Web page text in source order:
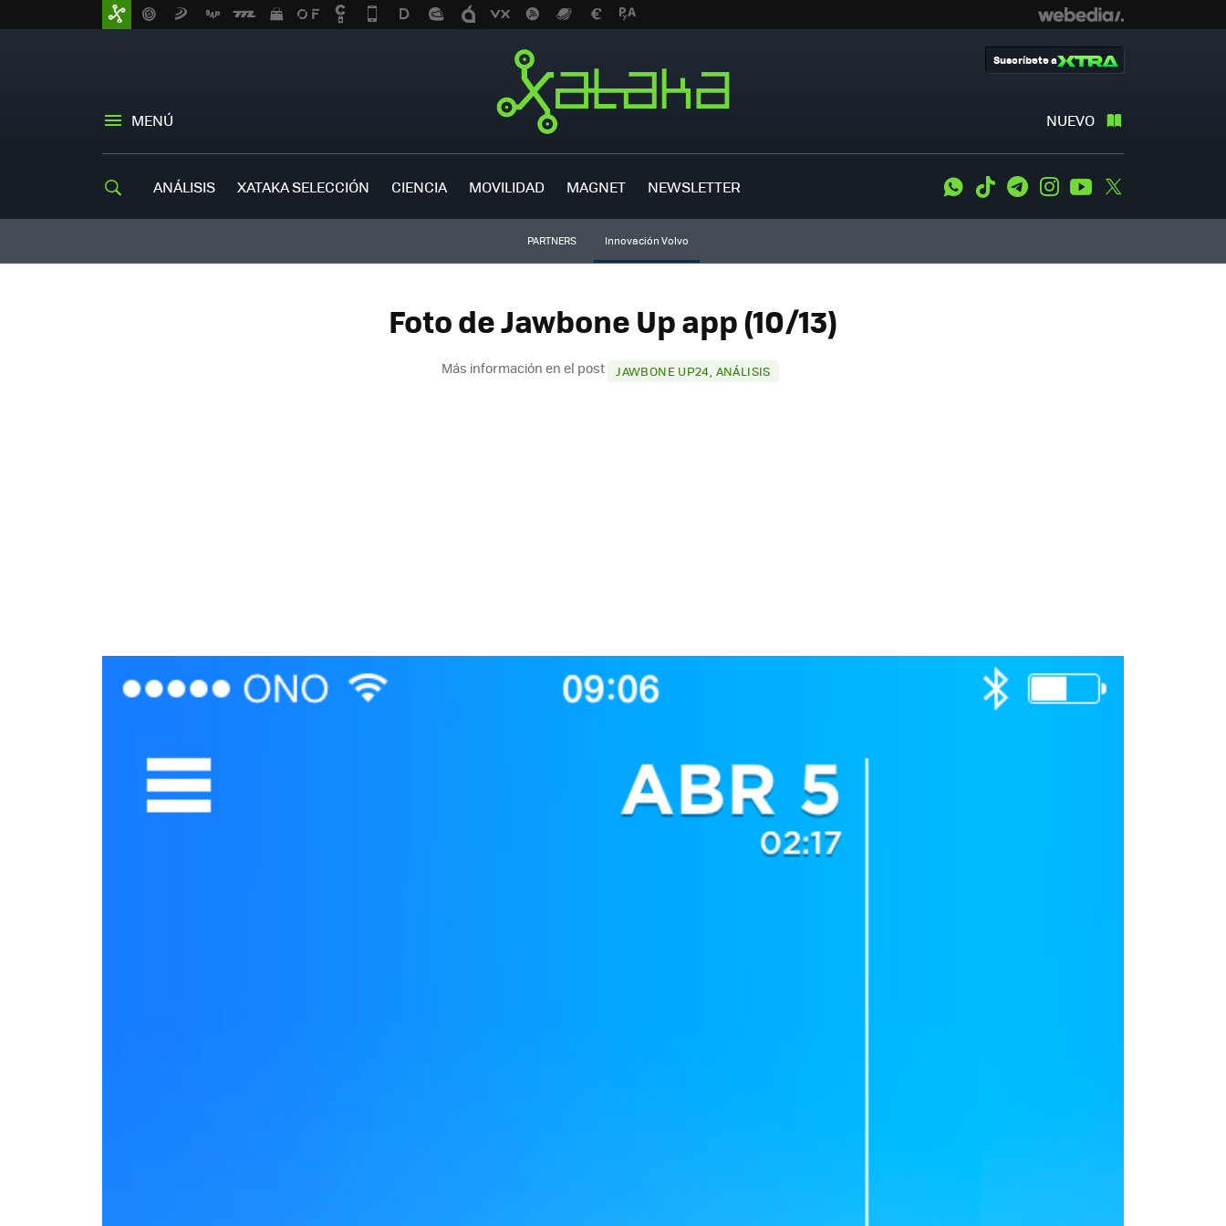
MENÚ NUEVO
Suscríbete a
ANÁLISIS XATAKA SELECCIÓN CIENCIA MOVILIDAD MAGNET NEWSLETTER WhatsApp
Tiktok TelegramInstagramYoutube
PARTNERS Innovación Volvo
Foto de Jawbone Up app (10/13)
Más información en el post JAWBONE UP24, ANÁLISIS